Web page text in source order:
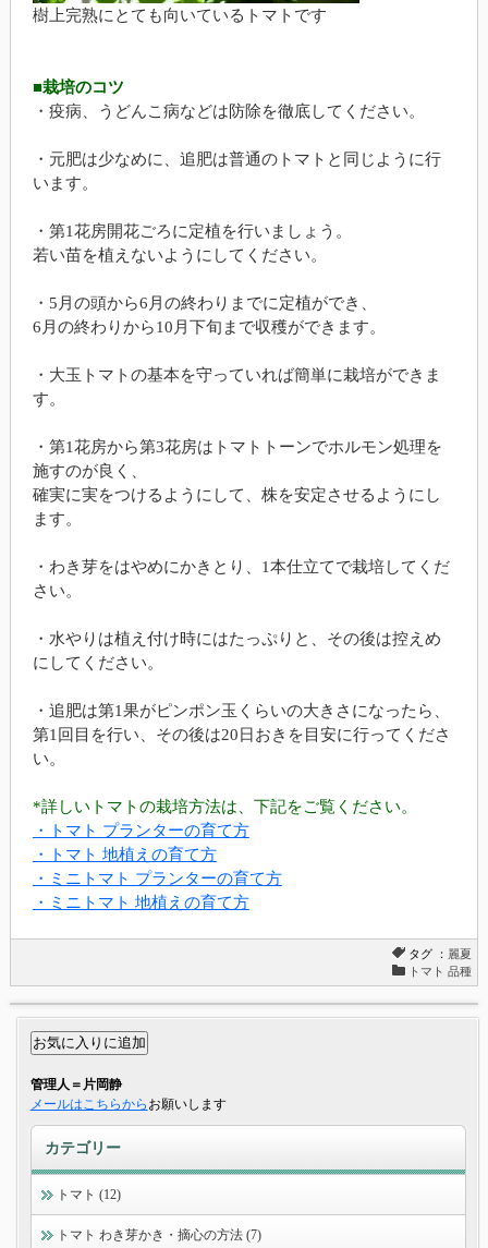
樹上完熟にとても向いているトマトです
■栽培のコツ
・疫病、うどんこ病などは防除を徹底してください。
・元肥は少なめに、追肥は普通のトマトと同じように行
います。
・第1花房開花ごろに定植を行いましょう。
若い苗を植えないようにしてください。
・5月の頭から6月の終わりまでに定植ができ、
6月の終わりから10月下旬まで収穫ができます。
・大玉トマトの基本を守っていれば簡単に栽培ができま
す。
・第1花房から第3花房はトマトトーンでホルモン処理を
施すのが良く、
確実に実をつけるようにして、株を安定させるようにし
ます。
・わき芽をはやめにかきとり、1本仕立てで栽培してくだ
さい。
・水やりは植え付け時にはたっぷりと、その後は控えめ
にしてください。
・追肥は第1果がピンポン玉くらいの大きさになったら、
第1回目を行い、その後は20日おきを目安に行ってくださ
い。
*詳しいトマトの栽培方法は、下記をご覧ください。
・トマト プランターの育て方
・トマト 地植えの育て方
・ミニトマト プランターの育て方
・ミニトマト 地植えの育て方
タグ ： 麗夏
トマト 品種
管理人＝片岡静
メールはこちらから お願いします
カテゴリー
トマト (12)
トマト わき芽かき・摘心の方法 (7)